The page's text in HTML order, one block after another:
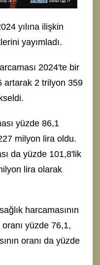
yılına ilişkin
yayımladı.
2024'te bir
artarak 2 trilyon 359
yüzde 86,1
milyon lira oldu.
da yüzde 101,8'lik
lira olarak
harcamasının
yüzde 76,1,
oranı da yüzde